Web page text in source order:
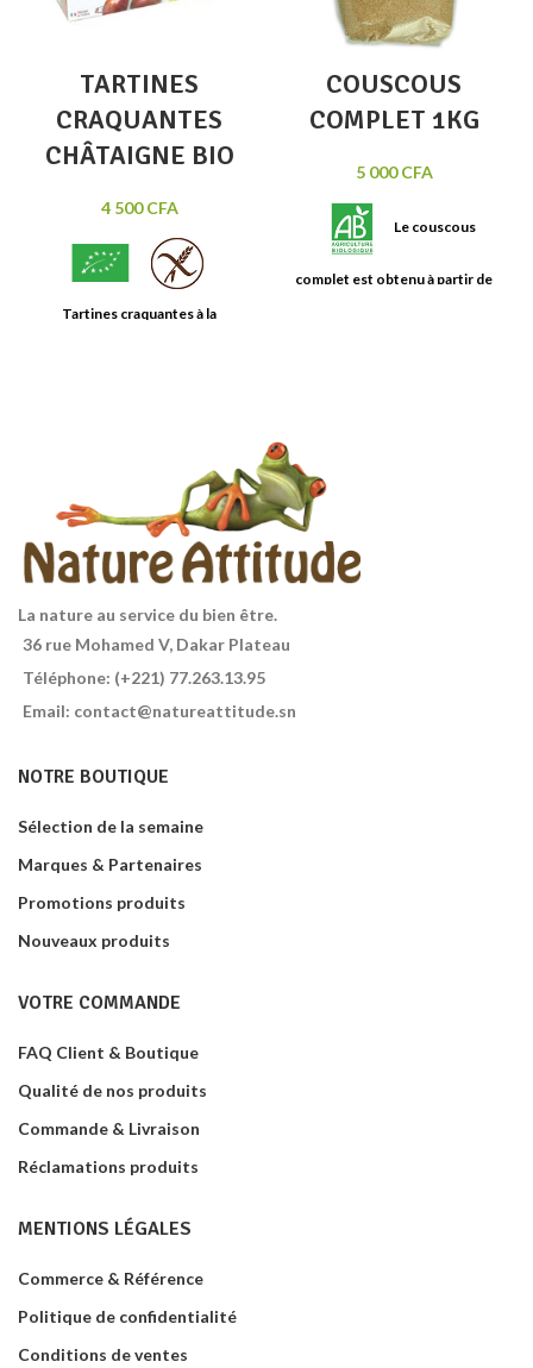
TARTINES
CRAQUANTES
CHÂTAIGNE BIO
4 500CFA
Tartines craquantes à la
COUSCOUS
COMPLET 1KG
5 000CFA
Le couscous
complet est obtenu à partir de
La nature au service du bien être.
36 rue Mohamed V, Dakar Plateau
Téléphone: (+221) 77.263.13.95
Email: contact@natureattitude.sn
NOTRE BOUTIQUE
Sélection de la semaine
Marques & Partenaires
Promotions produits
Nouveaux produits
VOTRE COMMANDE
FAQ Client & Boutique
Qualité de nos produits
Commande & Livraison
Réclamations produits
MENTIONS LÉGALES
Commerce & Référence
Politique de confidentialité
Conditions de ventes